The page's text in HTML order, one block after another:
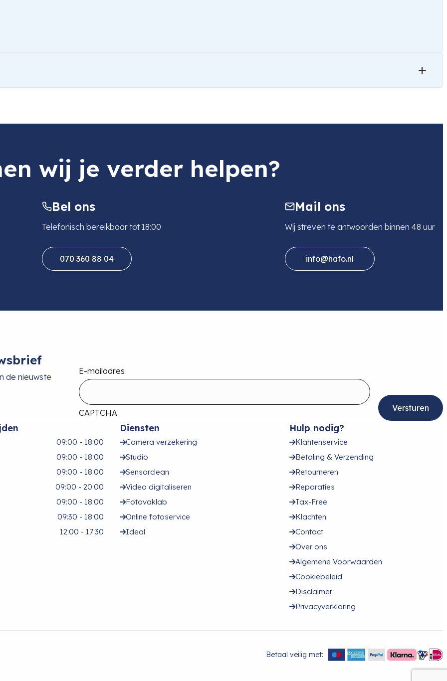
X-E5 (Black)
wij je verder helpen?
Bel ons
Telefonisch bereikbaar tot 18:00
070 360 88 04
Mail ons
Wij streven te antwoorden binnen 48 uur
info@hafo.nl
de nieuwste
E-mailadres
CAPTCHA
09:00 - 18:00
09:00 - 18:00
09:00 - 18:00
09:00 - 20:00
09:00 - 18:00
09:30 - 18:00
12:00 - 17:30
Diensten
Camera verzekering
Studio
Sensorclean
Video digitaliseren
Fotovaklab
Online fotoservice
Ideal
Hulp nodig?
Klantenservice
Betaling & Verzending
Retourneren
Reparaties
Tax-Free
Klachten
Contact
Over ons
Algemene Voorwaarden
Cookiebeleid
Disclaimer
Privacyverklaring
Betaal veilig met: